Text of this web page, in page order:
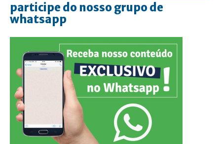
participe do nosso grupo de
whatsapp